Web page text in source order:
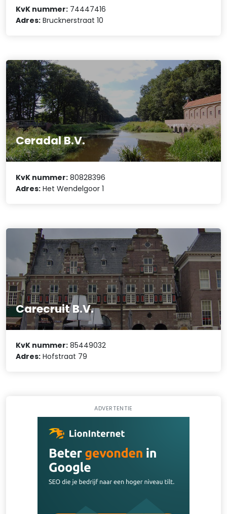
KvK nummer: 74447416
Adres: Brucknerstraat 10
Ceradal B.V.
KvK nummer: 80828396
Adres: Het Wendelgoor 1
Carecruit B.V.
KvK nummer: 85449032
Adres: Hofstraat 79
ADVERTENTIE